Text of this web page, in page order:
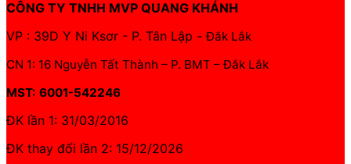
CÔNG TY TNHH MVP QUANG KHÁNH
VP : 39D Y Ni Ksơr - P. Tân Lập -Đắk Lắk
CN 1: 16 Nguyễn Tất Thành – P. BMT – Đắk Lắk
MST: 6001-542246
ĐK lần 1: 31/03/2016
ĐK thay đổi lần 2: 15/12/2026